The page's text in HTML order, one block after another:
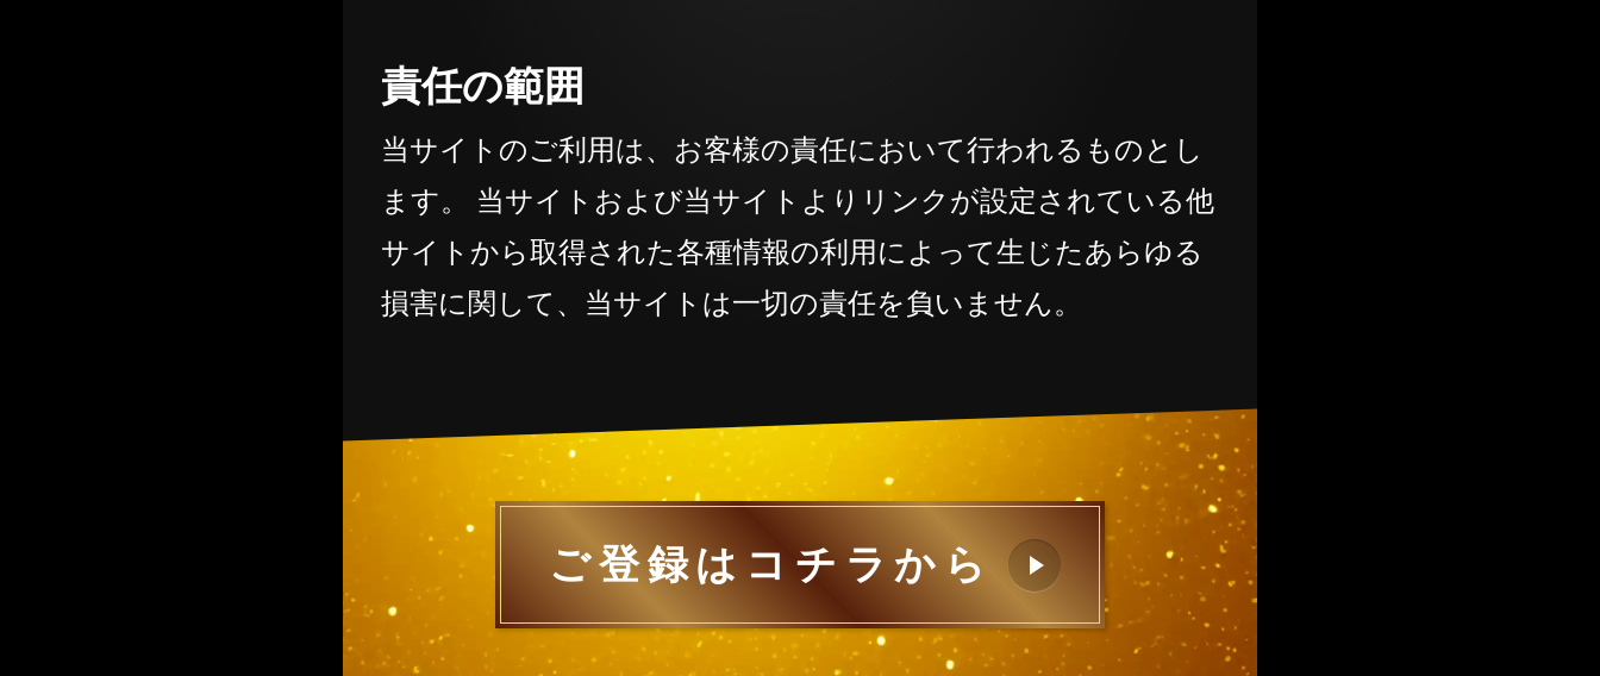
責任の範囲
当サイトのご利用は、お客様の責任において行われるものとし
ます。 当サイトおよび当サイトよりリンクが設定されている他
サイトから取得された各種情報の利用によって生じたあらゆる
損害に関して、当サイトは一切の責任を負いません。
ご登録はコチラから